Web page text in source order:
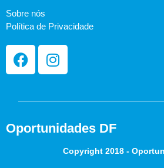
Sobre nós
Política de Privacidade
Oportunidades DF
Copyright 2018 -